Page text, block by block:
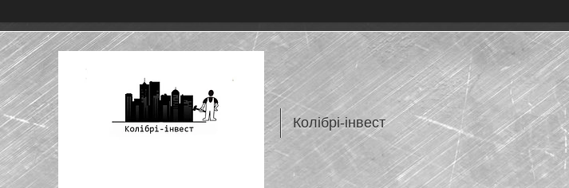
Колібрі-інвест